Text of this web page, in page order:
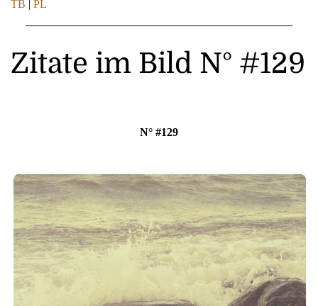
TB | PL
Zitate im Bild N° #129
N° #129